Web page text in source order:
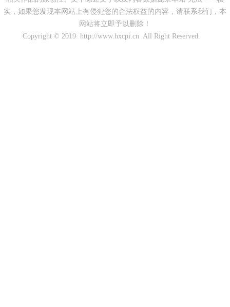
实，如果您发现本网站上有侵犯您的合法权益的内容，请联系我们，本
网站将立即予以删除！
Copyright © 2019 http://www.hxcpi.cn All Right Reserved.